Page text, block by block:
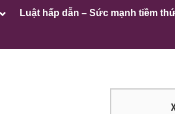
Luật hấp dẫn – Sức mạnh tiềm